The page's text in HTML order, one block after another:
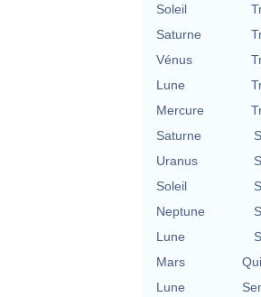
Soleil
Saturne
Vénus
Lune
Mercure
Saturne
Uranus
Soleil
Neptune
Lune
Mars
Lune